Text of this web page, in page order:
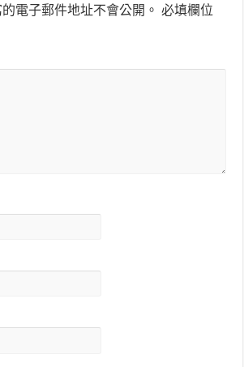
電子郵件地址不會公開。 必填欄位